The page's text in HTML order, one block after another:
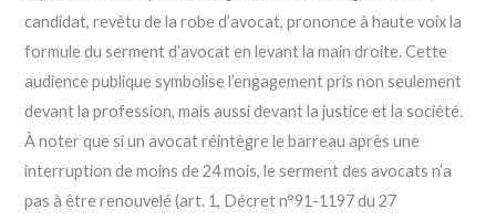
candidat, revêtu de la robe d’avocat, prononce à haute voix la
formule du serment d’avocat en levant la main droite. Cette
audience publique symbolise l’engagement pris non seulement
devant la profession, mais aussi devant la justice et la société.
À noter que si un avocat réintègre le barreau après une
interruption de moins de 24 mois, le serment des avocats n’a
pas à être renouvelé (art. 1, Décret n°91-1197 du 27